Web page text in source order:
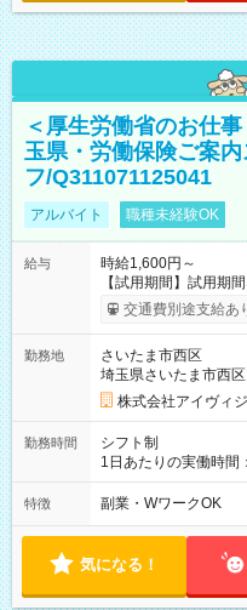
＜厚生労働省のお仕
玉県・労働保険ご案内
フ/Q311071125041
アルバイト 職種未経験OK
給与
時給1,600円～
【試用期間】試用期
交通費別途支給あ
勤務地
さいたま市西区
埼玉県さいたま市西区
株式会社アイヴィ
勤務時間
シフト制
1日あたりの実働時
00(実働8h、休憩1h)
ん週5日勤務もOK♪ 勤務期間：2026年8月12日～9月9日※リスト
特徴 副業・WワークOK
気になる！